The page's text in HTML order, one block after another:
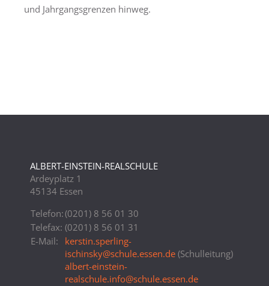
und Jahrgangsgrenzen hinweg.
ALBERT-EINSTEIN-REALSCHULE
Ardeyplatz 1
45134 Essen
Telefon:(0201) 8 56 01 30
Telefax: (0201) 8 56 01 31
E-Mail:
kerstin.sperling-
ischinsky@schule.essen.de(Schulleitung)
albert-einstein-
realschule.info@schule.essen.de